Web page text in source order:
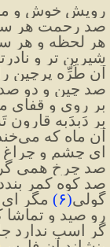
رویش خوش و
صد رحمت هر
هر لحظه و هر
شیرین تر و
آن طُرِّه پرچین
صد چین و دو
بر روی و قفای
بر دَبدَبه قارون
آن ماه که می‌خندد، در شرح نمی‌گنجد
ای چشم و چراغِ
صد چرخ همی ‌گردد بر آبِ حیاتِ او
صد کوه کمر
گولی(۶) مگر
رو صید و
گر اسب ندارد